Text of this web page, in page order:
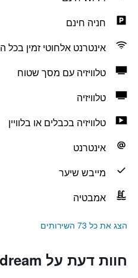
חניה חינם
אינטרנט אלחוטי זמין בכל
טלוויזיה עם מסך שטוח
טלוויזיה
טלוויזיה בכבלים או בלוויין
אינטרנט
מייבש שיער
אמבטיה
הצג את כל 73 השירותים
חוות דעת על whale's dream